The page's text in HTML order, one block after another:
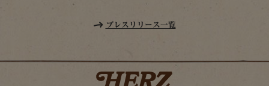
プレスリリース一覧